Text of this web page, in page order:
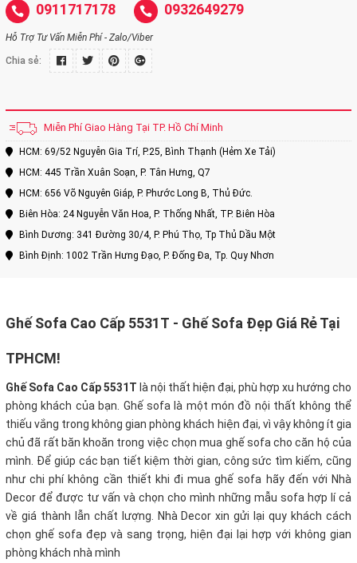
0911717178 0932649279
Hỗ Trợ Tư Vấn Miễn Phí - Zalo/Viber
Chia sẻ:
Miễn Phí Giao Hàng Tại TP. Hồ Chí Minh
HCM: 69/52 Nguyễn Gia Trí, P.25, Bình Thạnh (Hẻm Xe Tải)
HCM: 445 Trần Xuân Soạn, P. Tân Hưng, Q7
HCM: 656 Võ Nguyên Giáp, P. Phước Long B, Thủ Đức.
Biên Hòa: 24 Nguyễn Văn Hoa, P. Thống Nhất, TP. Biên Hòa
Bình Dương: 341 Đường 30/4, P. Phú Thọ, Tp Thủ Dầu Một
Bình Định: 1002 Trần Hưng Đạo, P. Đống Đa, Tp. Quy Nhơn
Ghế Sofa Cao Cấp 5531T - Ghế Sofa Đẹp Giá Rẻ Tại
TPHCM!
Ghế Sofa Cao Cấp 5531T là nội thất hiện đại, phù hợp xu hướng cho
phòng khách của bạn. Ghế sofa là một món đồ nội thất không thể
thiếu vắng trong không gian phòng khách hiện đại, vì vậy không ít gia
chủ đã rất băn khoăn trong việc chọn mua ghế sofa cho căn hộ của
mình. Để giúp các bạn tiết kiệm thời gian, công sức tìm kiếm, cũng
như chi phí không cần thiết khi đi mua ghế sofa hãy đến với Nhà
Decor để được tư vấn và chọn cho mình những mẫu sofa hợp lí cả
về giá thành lẫn chất lượng. Nhà Decor xin gửi lại quy khách cách
chọn ghế sofa đẹp và sang trọng, hiện đại lại hợp với không gian
phòng khách nhà mình